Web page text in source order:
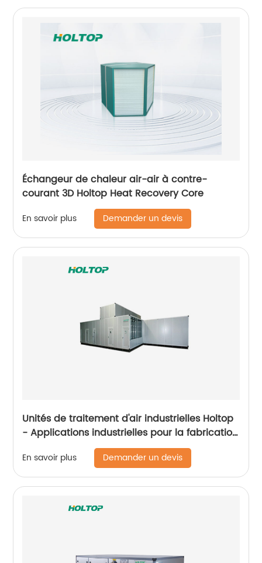
Échangeur de chaleur air-air à contre-
courant 3D Holtop Heat Recovery Core
En savoir plus Demander un devis
Unités de traitement d'air industrielles Holtop
- Applications industrielles pour la fabrication
En savoir plus Demander un devis